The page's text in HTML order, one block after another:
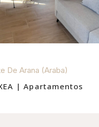
De Arana (Araba)
| Apartamentos